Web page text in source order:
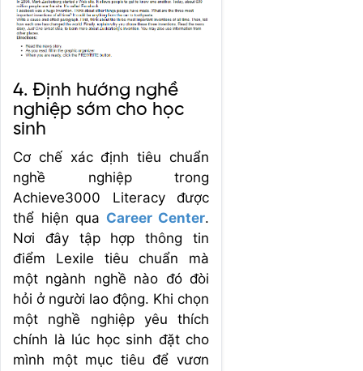
4. Định hướng nghề
nghiệp sớm cho học
sinh
Cơ chế xác định tiêu chuẩn
nghề nghiệp trong
Achieve3000 Literacy được
thể hiện qua Career Center.
Nơi đây tập hợp thông tin
điểm Lexile tiêu chuẩn mà
một ngành nghề nào đó đòi
hỏi ở người lao động. Khi chọn
một nghề nghiệp yêu thích
chính là lúc học sinh đặt cho
mình một mục tiêu để vươn